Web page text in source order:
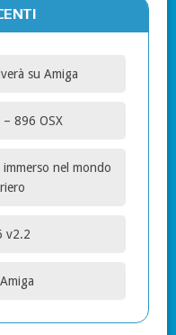
su Amiga
– 896 OSX
nel mondo
v2.2